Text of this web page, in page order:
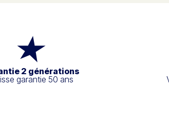
2 générations
garantie 50 ans